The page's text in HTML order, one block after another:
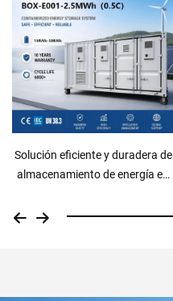
Solución eficiente y duradera de
almacenamiento de energía en
de 1 MW y 2 MWh